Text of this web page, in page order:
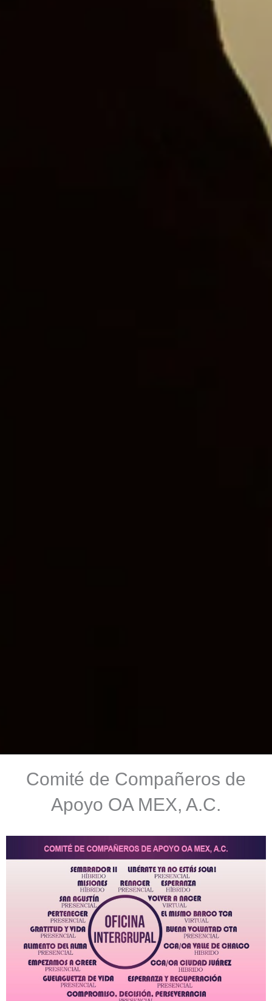
Comité de Compañeros de
Apoyo OA MEX, A.C.